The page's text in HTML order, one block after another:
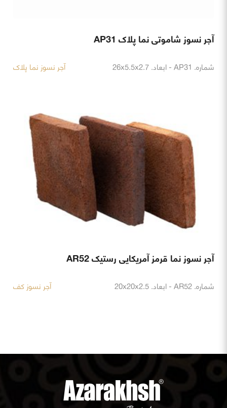
آجر نسوز شاموتی نما پلاک AP31
شماره. AP31 - ابعاد. 26x5.5x2.7 آجر نسوز نما پلاک
آجر نسوز نما قرمز آمریکایی رستیک AR52
شماره. AR52 - ابعاد. 20x20x2.5 آجر نسوز کف